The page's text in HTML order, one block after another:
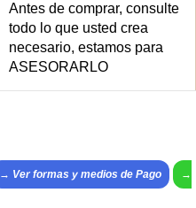
Antes de comprar, consulte
todo lo que usted crea
necesario, estamos para
ASESORARLO
→ Ver formas y medios de Pago
→